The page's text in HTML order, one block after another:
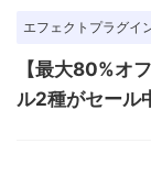
エフェクトプラグイ
【最大80%オ
ル2種がセール